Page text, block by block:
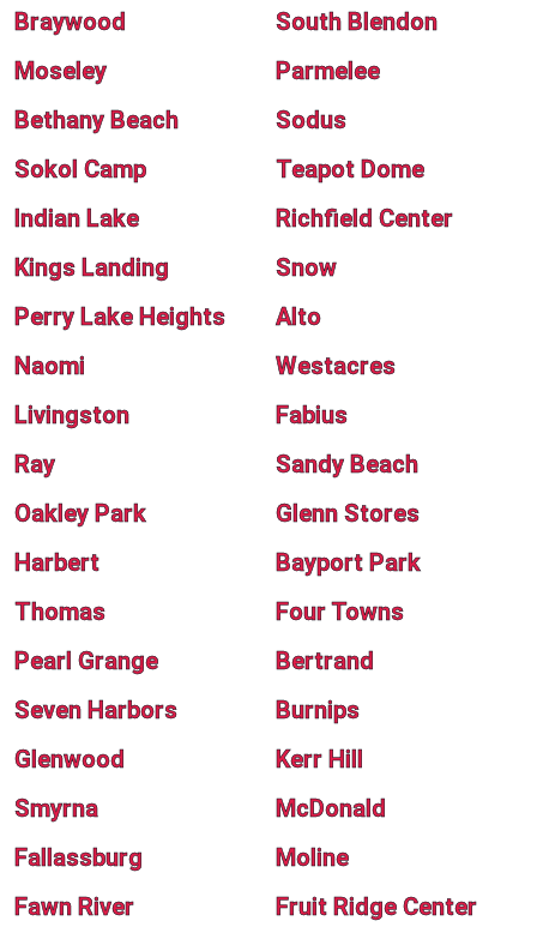
Braywood
South Blendon
Moseley
Parmelee
Bethany Beach
Sodus
Sokol Camp
Teapot Dome
Indian Lake
Richfield Center
Kings Landing
Snow
Perry Lake Heights
Alto
Naomi
Westacres
Livingston
Fabius
Ray
Sandy Beach
Oakley Park
Glenn Stores
Harbert
Bayport Park
Thomas
Four Towns
Pearl Grange
Bertrand
Seven Harbors
Burnips
Glenwood
Kerr Hill
Smyrna
McDonald
Fallassburg
Moline
Fawn River
Fruit Ridge Center